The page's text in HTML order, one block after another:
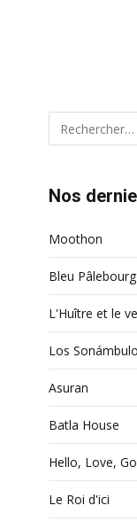
Nos
Moothon
Bleu Pâlebourg
L'Huître et le
Los
Asuran
Batla House
Hello, Love,
Le Roi d'ici